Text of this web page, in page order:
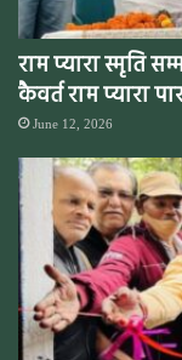
राम प्यारा स्मृति
कैवर्त राम प्यारा
June 12, 2026